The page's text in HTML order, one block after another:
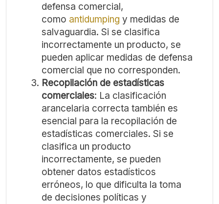
defensa comercial,
como antidumping y medidas de
salvaguardia. Si se clasifica
incorrectamente un producto, se
pueden aplicar medidas de defensa
comercial que no corresponden.
Recopilación de estadísticas
comerciales: La clasificación
arancelaria correcta también es
esencial para la recopilación de
estadísticas comerciales. Si se
clasifica un producto
incorrectamente, se pueden
obtener datos estadísticos
erróneos, lo que dificulta la toma
de decisiones políticas y